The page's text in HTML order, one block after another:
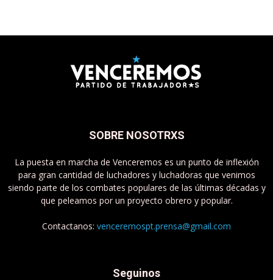
SOBRE NOSOTRXS
La puesta en marcha de Venceremos es un punto de inflexión
para gran cantidad de luchadores y luchadoras que venimos
siendo parte de los combates populares de las últimas décadas y
que peleamos por un proyecto obrero y popular.
Contactanos: venceremospt.prensa@gmail.com
Seguinos